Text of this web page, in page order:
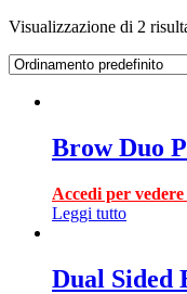
Visualizzazione di 2
Brow Duo
Accedi per
Leggi tutto
Dual Sided